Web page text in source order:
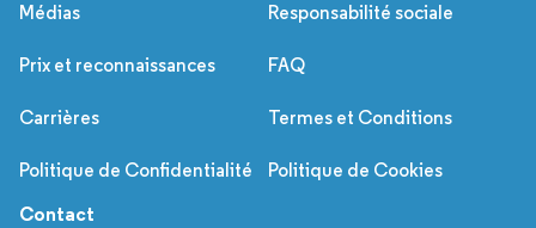
Médias Responsabilité sociale
Prix et reconnaissances FAQ
Carrières Termes et Conditions
Politique de Confidentialité Politique de Cookies
Contact